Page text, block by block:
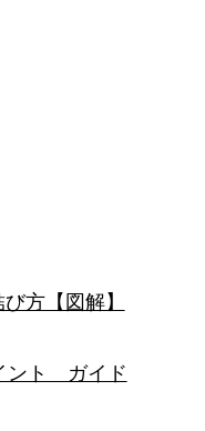
方【図解】
ント ガイド